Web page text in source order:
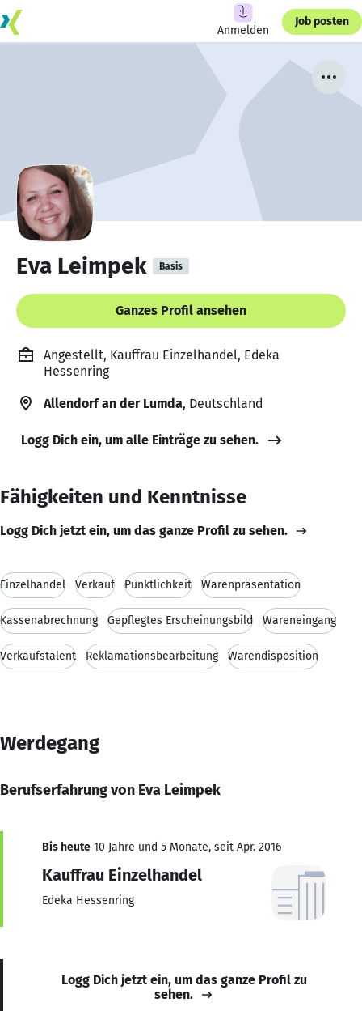
Anmelden
Job posten
Eva Leimpek Basis
Ganzes Profil ansehen
Angestellt, Kauffrau Einzelhandel, Edeka
Hessenring
Allendorf an der Lumda, Deutschland
Logg Dich ein, um alle Einträge zu sehen.
Fähigkeiten und Kenntnisse
Logg Dich jetzt ein, um das ganze Profil zu sehen.
Einzelhandel Verkauf Pünktlichkeit Warenpräsentation
Kassenabrechnung Gepflegtes Erscheinungsbild Wareneingang
Verkaufstalent Reklamationsbearbeitung Warendisposition
Werdegang
Berufserfahrung von Eva Leimpek
Bis heute 10 Jahre und 5 Monate, seit Apr. 2016
Kauffrau Einzelhandel
Edeka Hessenring
Logg Dich jetzt ein, um das ganze Profil zu
sehen.